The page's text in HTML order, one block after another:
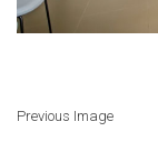
Previous Image